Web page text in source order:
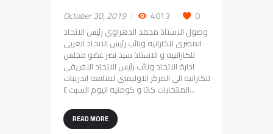
October 30, 2019 4013 0
وصول الاستاذ محمد الدهراوى رئيس الاتحاد
المصرى للكاراتيه ونائب رئيس الاتحاد العربى
للكاراتييه و الاستاذ سيد نصر عضو مجلس
ادارة الاتحاد ونائب رئيس الاتحاد الافريقى
للكاراتيه الى المركز الاوليمبى لمتابعه اتدريبات
المنتخابات كاتا و كومتيه اليوم السبت ٤…
READ MORE